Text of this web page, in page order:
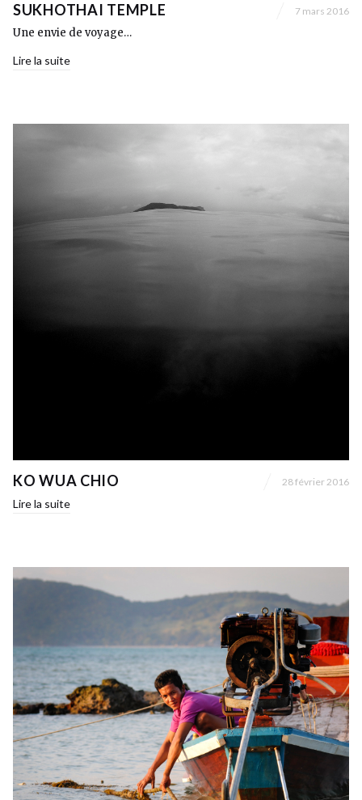
SUKHOTHAI TEMPLE 7 mars 2016
Une envie de voyage…
Lire la suite
KO WUA CHIO 28 février 2016
Lire la suite